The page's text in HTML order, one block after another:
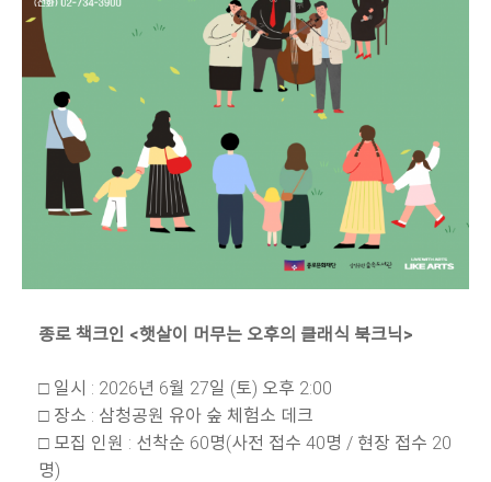
종로 책크인 <햇살이 머무는 오후의 클래식 북크닉>
□ 일시 : 2026년 6월 27일 (토) 오후 2:00
□ 장소 : 삼청공원 유아 숲 체험소 데크
□ 모집 인원 : 선착순 60명(사전 접수 40명 / 현장 접수 20
명)